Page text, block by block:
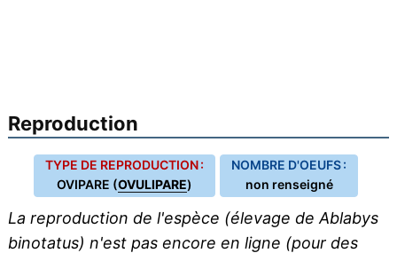
Reproduction
TYPE DE REPRODUCTION :
OVIPARE (OVULIPARE)
NOMBRE D'OEUFS :
non renseigné
La reproduction de l'espèce (élevage de Ablabys
binotatus) n'est pas encore en ligne (pour des